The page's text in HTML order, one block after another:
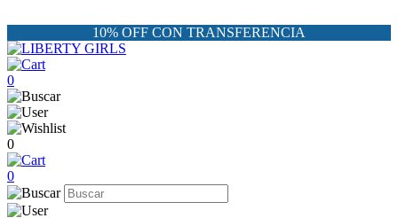
10% OFF CON TRANSFERENCIA
0
0
0